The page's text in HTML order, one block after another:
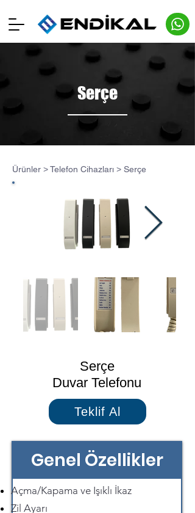
Serçe
Ürünler >Telefon Cihazları > Serçe
Teklif Al
Serçe
Duvar Telefonu
Genel Özellikler
Açma/Kapama ve Işıklı İkaz
Zil Ayarı